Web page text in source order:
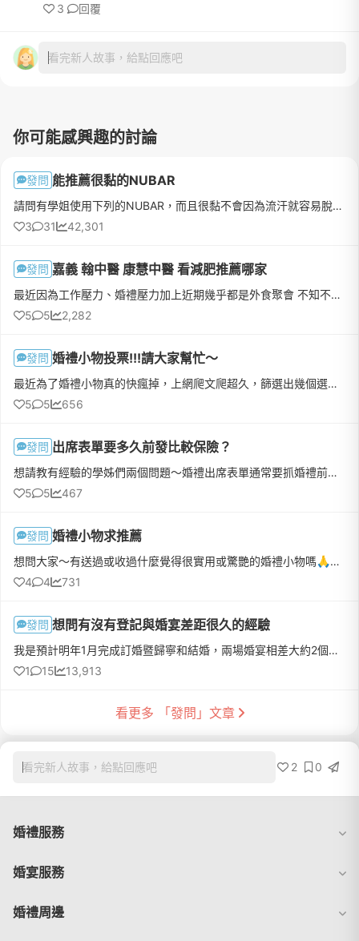
3 回覆
看完新人故事，給點回應吧
你可能感興趣的討論
發問 能推薦很黏的NUBAR
請問有學姐使用下列的NUBAR，而且很黏不會因為流汗就容易脫落的1.寶雅-法式新娘2.寶雅-IREAN3.VC因為我本來是買蜜桃洋房，結果昨天去挑拍照禮服就很容易就因為脫禮服就一起被弄掉了@@"但跟婚紗公司買又覺得太貴，想直接外面買比較便宜，還請各位學姐推薦上方有使用過的了，謝謝
3
31 42,301
發問 嘉義 翰中醫 康慧中醫 看減肥推薦哪家
最近因為工作壓力、婚禮壓力加上近期幾乎都是外食聚會 不知不覺胖了快5公斤🥲上週去試婚紗 整個慘不忍睹 手臂超粗 肩背超厚看了超級想哭 所以才想試看看中醫減肥問了AI 西區比較推薦的減肥診所是翰中醫跟康慧中醫目前...
5
5 2,282
發問 婚禮小物投票!!!請大家幫忙～
最近為了婚禮小物真的快瘋掉，上網爬文爬超久，篩選出幾個選手，但每個都各有優缺點，我真的選擇障礙發作，拜託大家救救我🙏選手一：chochoco 喜餅的迷你禮盒。這個好處是品質有保障，大家接受度應該很高，但就怕太常...
5
5 656
發問 出席表單要多久前發比較保險？
想請教有經驗的學姊們兩個問題～婚禮出席表單通常要抓婚禮前多久發給親友們？怕太早發大家行程還不確定、又怕太晚發來不及大家都沒空來，好兩難&gt;&lt;喜帖大概要在婚禮前多久時間發出去？因為想請網路上的設計師幫...
5
5 467
發問 婚禮小物求推薦
想問大家～有送過或收過什麼覺得很實用或驚艷的婚禮小物嗎🙏（不要肥皂、毛巾這類的）本來想要送 WAT 的客製化方形雞尾酒，但詢價過後覺得超出預算太多不考慮但還是希望婚禮小物是大家能用得到或是吃得到的，如果可以...
4
4 731
發問 想問有沒有登記與婚宴差距很久的經驗
我是預計明年1月完成訂婚暨歸寧和結婚，兩場婚宴相差大約2個禮拜左右。不過我未來公公很要求登記的日期，拿去算之後可能會是明年11月的時候才去登記，我男友(因為還沒結婚所以堅持叫男友XD)有想跟雙方父母討論有沒有需要將婚禮延期舉辦~我想問問有沒有姊妹們也是婚宴和登記日期差距半年以上的經驗。
1
15 13,913
看更多 「發問」文章
看完新人故事，給點回應吧 2 0
婚禮服務
婚宴服務
婚禮周邊